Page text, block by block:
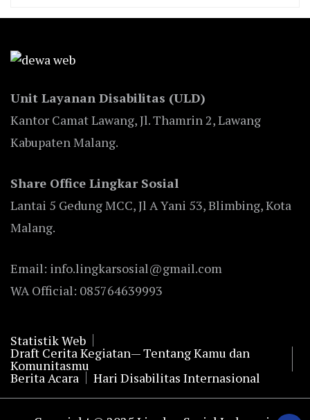
Unit Layanan Disabilitas (ULD)
Kantor Camat Lawang, Jl. Thamrin 2, Lawang
Kabupaten Malang.
Share Office Lingkar Sosial
Lantai 5 Gedung MCC, Jl A Yani 53, Blimbing, Kota
Malang.
Email: info.lingkarsosial@gmail.com
WA Official: 085764639993
Statistik Web
Draft Cerita Kegiatan— Tentang Kamu dan
Komunitasmu
Berita Acara Hari Disabilitas Internasional